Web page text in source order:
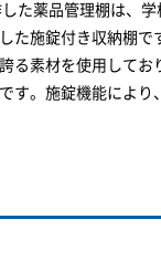
た薬品管理棚は、
た施錠付き収納棚で
る素材を使用してお
す。施錠機能によ